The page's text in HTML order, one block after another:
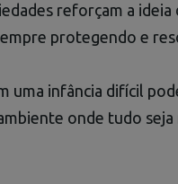
reforçam a ideia
protegendo e
uma infância difícil
onde tudo